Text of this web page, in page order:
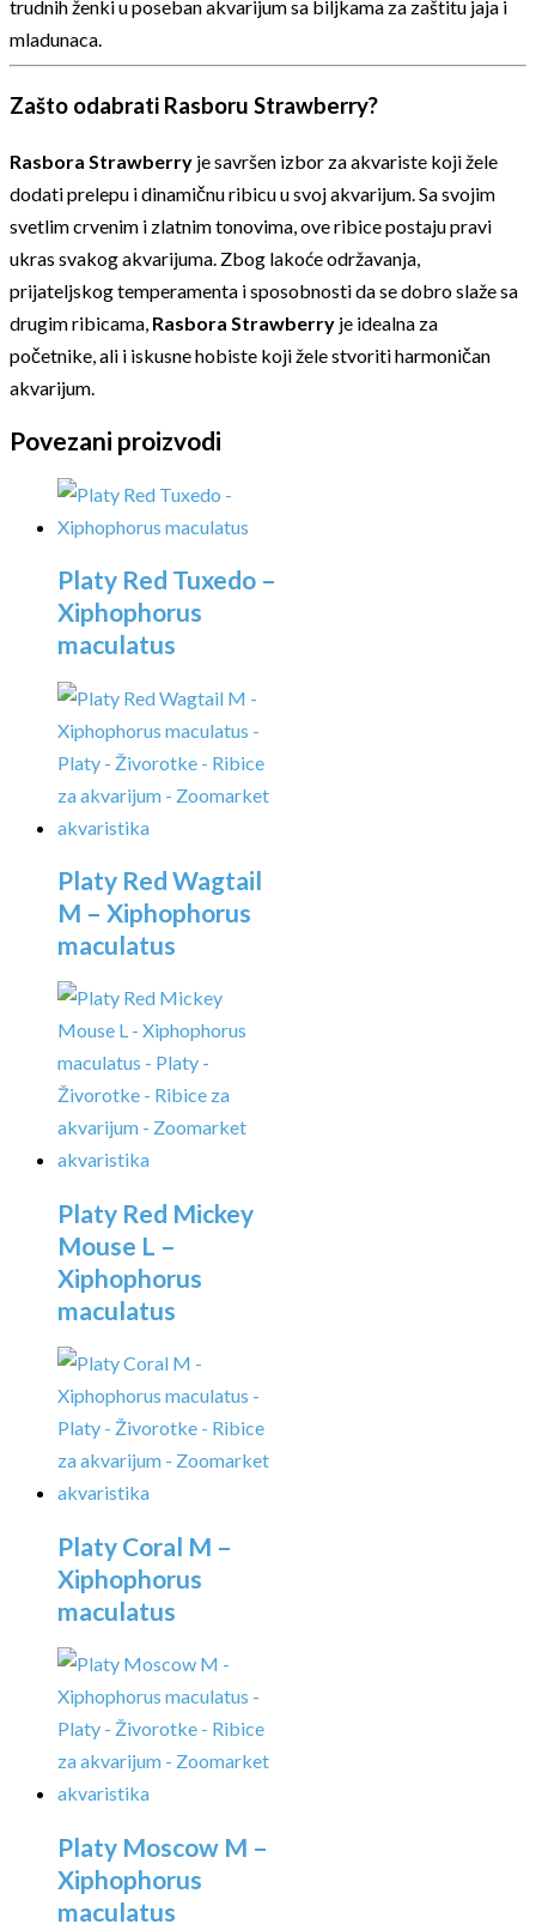
trudnih ženki u poseban akvarijum sa biljkama za zaštitu jaja i
mladunaca.
Zašto odabrati Rasboru Strawberry?
Rasbora Strawberry je savršen izbor za akvariste koji žele
dodati prelepu i dinamičnu ribicu u svoj akvarijum. Sa svojim
svetlim crvenim i zlatnim tonovima, ove ribice postaju pravi
ukras svakog akvarijuma. Zbog lakoće održavanja,
prijateljskog temperamenta i sposobnosti da se dobro slaže sa
drugim ribicama, Rasbora Strawberry je idealna za
početnike, ali i iskusne hobiste koji žele stvoriti harmoničan
akvarijum.
Povezani proizvodi
Platy Red Tuxedo –
Xiphophorus
maculatus
Platy Red Wagtail
M – Xiphophorus
maculatus
Platy Red Mickey
Mouse L –
Xiphophorus
maculatus
Platy Coral M –
Xiphophorus
maculatus
Platy Moscow M –
Xiphophorus
maculatus